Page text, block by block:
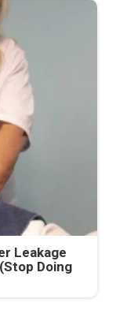
Leakage
Doing